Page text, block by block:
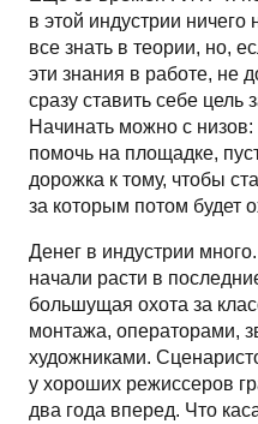
в этой индустрии
все знать в теории, но,
эти знания в работе, не
сразу ставить себе цель
Начинать можно с низов:
помочь на площадке,
дорожка к тому, чтобы
за которым потом будет
Денег в индустрии
начали расти в
большущая охота за
монтажа, операторами,
художниками.
у хороших режиссеров
два года вперед. Что